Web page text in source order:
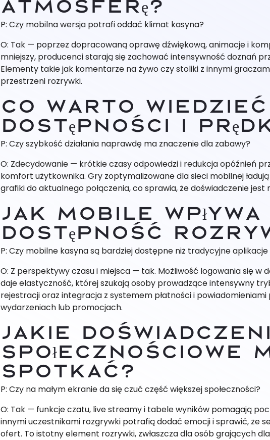
atmosferę?
P: Czy mobilna wersja potrafi oddać klimat kasyna?
O: Tak — poprzez dopracowaną oprawę dźwiękową, animacje i
mniejszy, producenci starają się zachować intensywność doznań
Elementy takie jak komentarze na żywo czy stoliki z innymi
przestrzeni rozrywki.
Co warto wiedzieć
dostępności i
P: Czy szybkość działania naprawdę ma znaczenie dla zabawy?
O: Zdecydowanie — krótkie czasy odpowiedzi i redukcja opóźnień
komfort użytkownika. Gry zoptymalizowane dla sieci mobilnej
grafiki do aktualnego połączenia, co sprawia, że doświadczenie jest
Jak mobile wpływa
dostępność
P: Czy mobilne kasyna są bardziej dostępne niż tradycyjne
O: Z perspektywy czasu i miejsca — tak. Możliwość logowania się w
daje elastyczność, której szukają osoby prowadzące intensywny
rejestracji oraz integracja z systemem płatności i
wydarzeniach lub promocjach.
Jakie
społecznościowe
spotkać?
P: Czy na małym ekranie da się czuć część większej społeczności?
O: Tak — funkcje czatu, live streamy i tabele wyników pomagają
innymi uczestnikami rozgrywki potrafią dodać emocji i sprawić, że
ofert. To istotny element rozrywki, zwłaszcza dla osób grających